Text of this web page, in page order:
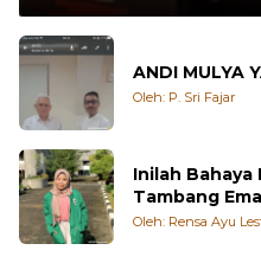
ANDI
Oleh: P. Sri Fajar
Inilah Bahaya
Tambang
Oleh: Rensa Ayu